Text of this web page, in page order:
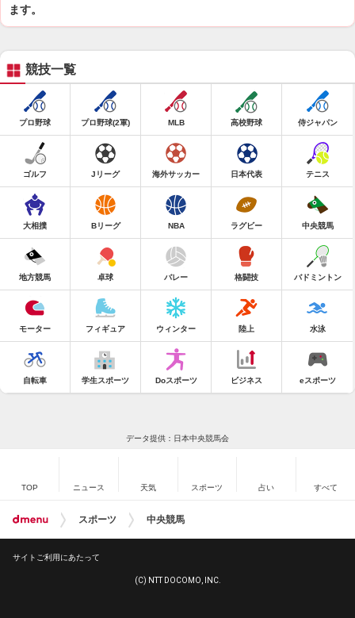
ます。
競技一覧
プロ野球 プロ野球(2軍) MLB 高校野球 侍ジャパン
ゴルフ Jリーグ 海外サッカー 日本代表 テニス
大相撲 Bリーグ NBA ラグビー 中央競馬
地方競馬 卓球 バレー 格闘技 バドミントン
モーター フィギュア ウィンター 陸上 水泳
自転車 学生スポーツ Doスポーツ ビジネス eスポーツ
データ提供：日本中央競馬会
TOP ニュース 天気 スポーツ 占い すべて
スポーツ 中央競馬
サイトご利用にあたって
(C) NTT DOCOMO, INC.